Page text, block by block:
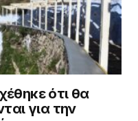
ότι θα
για την